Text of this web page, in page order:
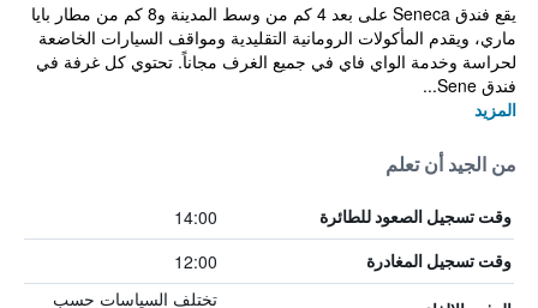
يقع فندق Seneca على بعد 4 كم من وسط المدينة و8 كم من مطار بايا
ماري، ويقدم المأكولات الرومانية التقليدية ومواقف السيارات الخاضعة
لحراسة وخدمة الواي فاي في جميع الغرف مجاناً. تحتوي كل غرفة في
فندق Sene...
المزيد
من الجيد أن تعلم
وقت تسجيل الصعود للطائرة 14:00
وقت تسجيل المغادرة 12:00
تختلف السياسات حسب